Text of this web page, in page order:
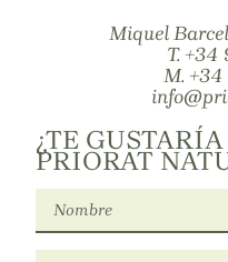
Miquel
T.+34
M. +34
¿TE
PRIORAT